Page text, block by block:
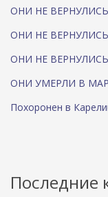
ОНИ НЕ
ОНИ НЕ
ОНИ НЕ
ОНИ УМЕРЛИ В
Похоронен в
Последние